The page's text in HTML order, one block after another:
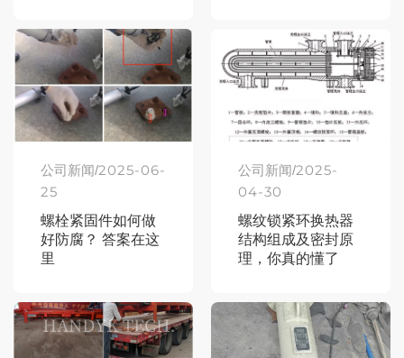
公司新闻/2025-06-
25
螺栓紧固件如何做
好防腐？ 答案在这
里
公司新闻/2025-
04-30
螺纹锁紧环换热器
结构组成及密封原
理，你真的懂了